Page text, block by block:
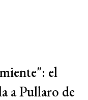
el
a Pullaro de